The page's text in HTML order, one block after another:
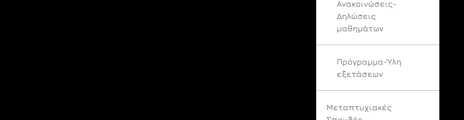
Ανακοινώσεις-
Δηλώσεις
μαθημάτων
Πρόγραμμα-Ύλη
εξετάσεων
Μεταπτυχιακές